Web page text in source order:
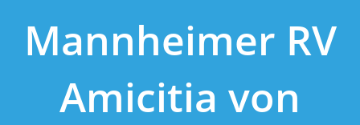
Mannheimer RV
Amicitia von